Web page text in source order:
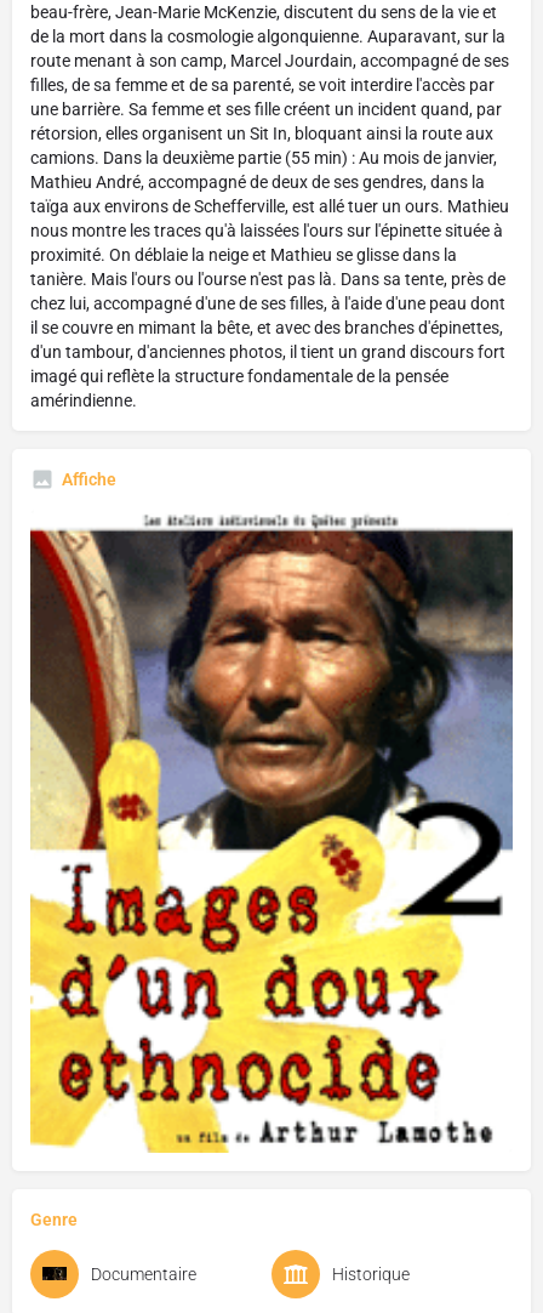
beau-frère, Jean-Marie McKenzie, discutent du sens de la vie et
de la mort dans la cosmologie algonquienne. Auparavant, sur la
route menant à son camp, Marcel Jourdain, accompagné de ses
filles, de sa femme et de sa parenté, se voit interdire l'accès par
une barrière. Sa femme et ses fille créent un incident quand, par
rétorsion, elles organisent un Sit In, bloquant ainsi la route aux
camions. Dans la deuxième partie (55 min) : Au mois de janvier,
Mathieu André, accompagné de deux de ses gendres, dans la
taïga aux environs de Schefferville, est allé tuer un ours. Mathieu
nous montre les traces qu'à laissées l'ours sur l'épinette située à
proximité. On déblaie la neige et Mathieu se glisse dans la
tanière. Mais l'ours ou l'ourse n'est pas là. Dans sa tente, près de
chez lui, accompagné d'une de ses filles, à l'aide d'une peau dont
il se couvre en mimant la bête, et avec des branches d'épinettes,
d'un tambour, d'anciennes photos, il tient un grand discours fort
imagé qui reflète la structure fondamentale de la pensée
amérindienne.
Affiche
Genre
Documentaire Historique